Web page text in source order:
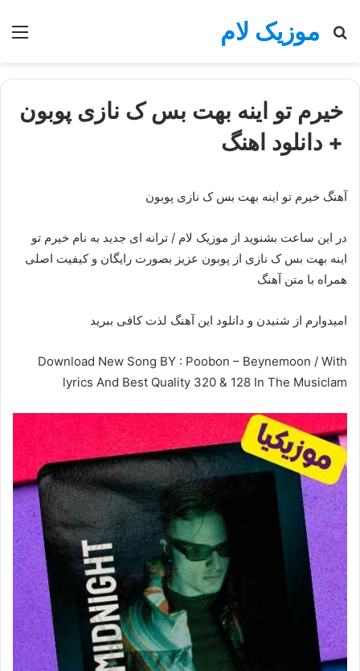
موزیک لام
جستجو
خیرم تو اینه بهت بس ک نازی پوبون
+ دانلود اهنگ
آهنگ خیرم تو اینه بهت بس ک نازی پوبون
در این ساعت بشنوید از موزیک لام / ترانه ای جدید به نام خیرم تو
اینه بهت بس ک نازی از پوبون عزیز بصورت رایگان و کیفیت اصلی
همراه با متن آهنگ
امیدوارم از شنیدن و دانلود این آهنگ لذت کافی ببرید
Download New Song BY : Poobon – Beynemoon / With
lyrics And Best Quality 320 & 128 In The Musiclam